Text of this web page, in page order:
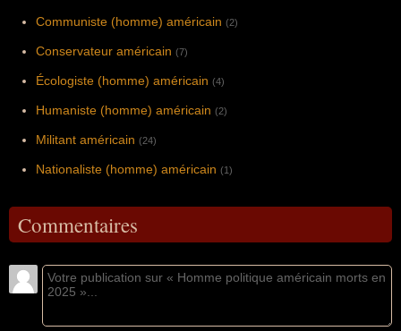
Communiste (homme) américain (2)
Conservateur américain (7)
Écologiste (homme) américain (4)
Humaniste (homme) américain (2)
Militant américain (24)
Nationaliste (homme) américain (1)
Commentaires